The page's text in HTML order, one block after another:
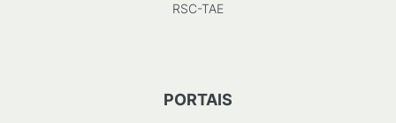
RSC-TAE
PORTAIS